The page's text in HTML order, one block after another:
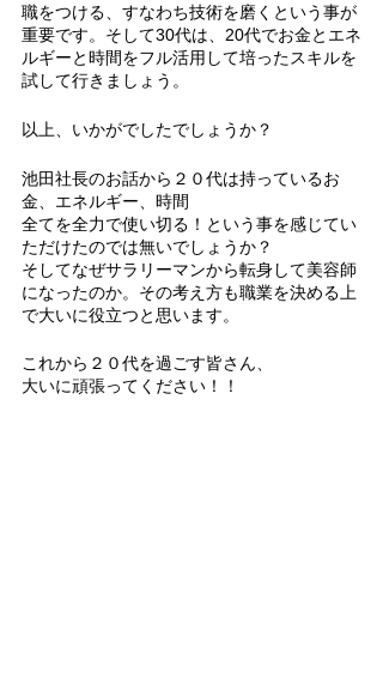
職をつける、すなわち技術を磨くという事が
重要です。そして30代は、20代でお金とエネ
ルギーと時間をフル活用して培ったスキルを
試して行きましょう。
以上、いかがでしたでしょうか？
池田社長のお話から２０代は持っているお
金、エネルギー、時間
全てを全力で使い切る！という事を感じてい
ただけたのでは無いでしょうか？
そしてなぜサラリーマンから転身して美容師
になったのか。その考え方も職業を決める上
で大いに役立つと思います。
これから２０代を過ごす皆さん、
大いに頑張ってください！！